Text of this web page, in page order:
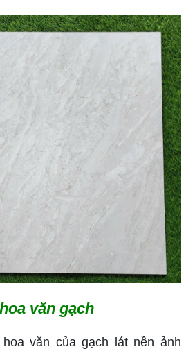
văn gạch
văn của gạch lát nền ảnh